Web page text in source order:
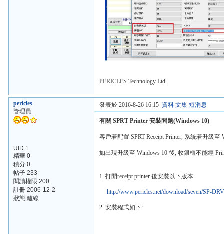
PERICLES Technology Ltd.
pericles
管理員
UID 1
精華 0
積分 0
帖子 233
閱讀權限 200
註冊 2006-12-2
狀態 離線
發表於 2016-8-26 16:15 資料 文集 短消息
有關 SPRT Printer 安裝問題(Windows 10)
客戶若配置 SPRT Receipt Printer, 系統若升級
如出現升級至 Windows 10 後, 收銀櫃不能經
1. 打開receipt printer 後安裝以下版本
http://www.pericles.net/download/seven/SP-
2. 安裝程式如下: